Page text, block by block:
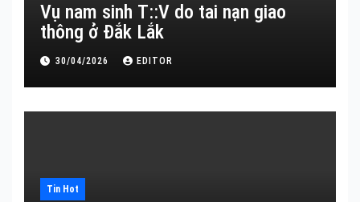
Vụ nam sinh T::V do tai nạn giao
thông ở Đắk Lắk
30/04/2026 EDITOR
Tin Hot